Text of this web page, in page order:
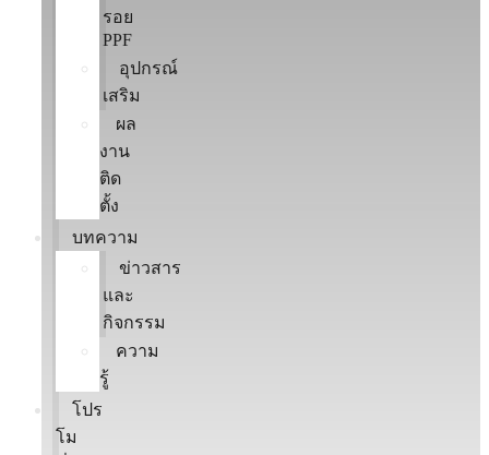
รอย
PPF
อุปกรณ์
เสริม
ผล
งาน
ติด
ตั้ง
บทความ
ข่าวสาร
และ
กิจกรรม
ความ
รู้
โปร
โม